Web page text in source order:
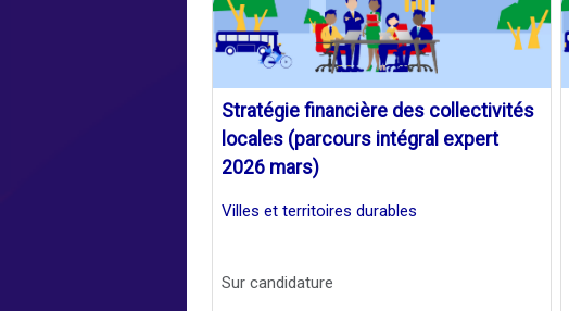
Stratégie financière des collectivités
locales (parcours intégral expert
2026 mars)
Villes et territoires durables
Sur candidature